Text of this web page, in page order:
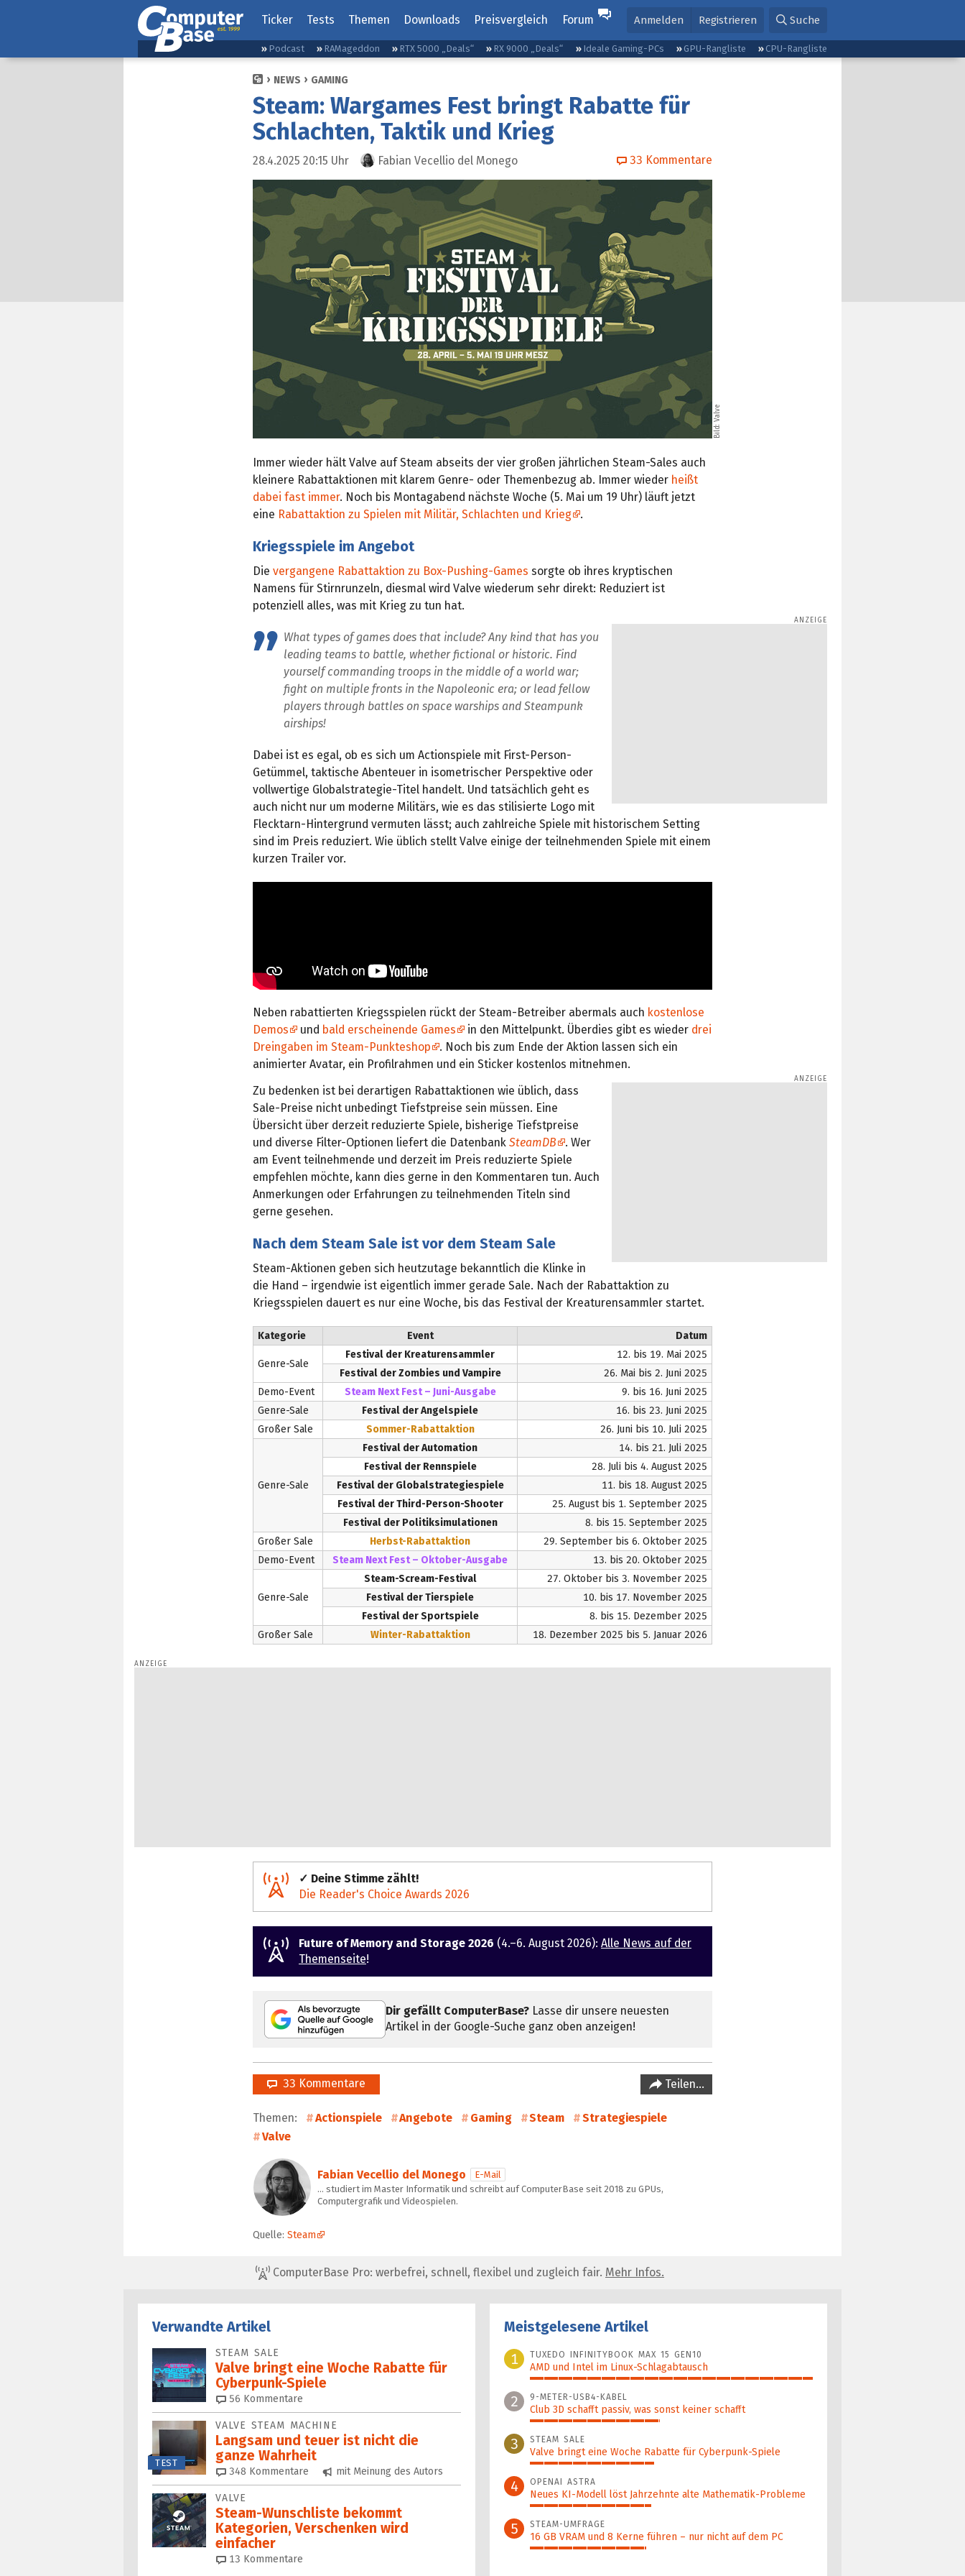
Ticker Tests Themen Downloads Preisvergleich Forum Anmelden Registrieren Suche
Podcast RAMageddon RTX 5000 „Deals“ RX 9000 „Deals“ Ideale Gaming-PCs GPU-Rangliste CPU-Rangliste
NEWS GAMING
Steam: Wargames Fest bringt Rabatte für
Schlachten, Taktik und Krieg
28.4.2025 20:15 Uhr Fabian Vecellio del Monego 33 Kommentare
Bild: Valve
Immer wieder hält Valve auf Steam abseits der vier großen jährlichen Steam-Sales auch
kleinere Rabattaktionen mit klarem Genre- oder Themenbezug ab. Immer wieder heißt
dabei fast immer. Noch bis Montagabend nächste Woche (5. Mai um 19 Uhr) läuft jetzt
eine Rabattaktion zu Spielen mit Militär, Schlachten und Krieg .
Kriegsspiele im Angebot
Die vergangene Rabattaktion zu Box-Pushing-Games sorgte ob ihres kryptischen
Namens für Stirnrunzeln, diesmal wird Valve wiederum sehr direkt: Reduziert ist
potenziell alles, was mit Krieg zu tun hat.
What types of games does that include? Any kind that has you
leading teams to battle, whether fictional or historic. Find
yourself commanding troops in the middle of a world war;
fight on multiple fronts in the Napoleonic era; or lead fellow
players through battles on space warships and Steampunk
airships!
Dabei ist es egal, ob es sich um Actionspiele mit First-Person-
Getümmel, taktische Abenteuer in isometrischer Perspektive oder
vollwertige Globalstrategie-Titel handelt. Und tatsächlich geht es
auch nicht nur um moderne Militärs, wie es das stilisierte Logo mit
Flecktarn-Hintergrund vermuten lässt; auch zahlreiche Spiele mit historischem Setting
sind im Preis reduziert. Wie üblich stellt Valve einige der teilnehmenden Spiele mit einem
kurzen Trailer vor.
Neben rabattierten Kriegsspielen rückt der Steam-Betreiber abermals auch kostenlose
Demos
und bald erscheinende Games in den Mittelpunkt. Überdies gibt es wieder drei
Dreingaben im Steam-Punkteshop
. Noch bis zum Ende der Aktion lassen sich ein
animierter Avatar, ein Profilrahmen und ein Sticker kostenlos mitnehmen.
Zu bedenken ist bei derartigen Rabattaktionen wie üblich, dass
Sale-Preise nicht unbedingt Tiefstpreise sein müssen. Eine
Übersicht über derzeit reduzierte Spiele, bisherige Tiefstpreise
und diverse Filter-Optionen liefert die Datenbank SteamDB
. Wer
am Event teilnehmende und derzeit im Preis reduzierte Spiele
empfehlen möchte, kann dies gerne in den Kommentaren tun. Auch
Anmerkungen oder Erfahrungen zu teilnehmenden Titeln sind
gerne gesehen.
Nach dem Steam Sale ist vor dem Steam Sale
Steam-Aktionen geben sich heutzutage bekanntlich die Klinke in
die Hand – irgendwie ist eigentlich immer gerade Sale. Nach der Rabattaktion zu
Kriegsspielen dauert es nur eine Woche, bis das Festival der Kreaturen­sammler startet.
Kategorie Event Datum
Genre-Sale
Festival der Kreaturensammler
12. bis 19. Mai 2025
Festival der Zombies und Vampire
26. Mai bis 2. Juni 2025
Demo-Event
Steam Next Fest – Juni-Ausgabe
9. bis 16. Juni 2025
Genre-Sale
Festival der Angelspiele
16. bis 23. Juni 2025
Großer Sale
Sommer-Rabattaktion 26. Juni bis 10. Juli 2025
Genre-Sale
Festival der Automation
14. bis 21. Juli 2025
Festival der Rennspiele
28. Juli bis 4. August 2025
Festival der Globalstrategiespiele
11. bis 18. August 2025
Festival der Third-Person-Shooter
25. August bis 1. September 2025
Festival der Politiksimulationen
8. bis 15. September 2025
Großer Sale
Herbst-Rabattaktion
29. September bis 6. Oktober 2025
Demo-Event
Steam Next Fest – Oktober-Ausgabe 13. bis 20. Oktober 2025
Genre-Sale
Steam-Scream-Festival
27. Oktober bis 3. November 2025
Festival der Tierspiele
10. bis 17. November 2025
Festival der Sportspiele
8. bis 15. Dezember 2025
Großer Sale
Winter-Rabattaktion 18. Dezember 2025 bis 5. Januar 2026
✓ Deine Stimme zählt!
Die Reader's Choice Awards 2026
Future of Memory and Storage 2026 (4.–6. August 2026): Alle News auf der
Themenseite!
Dir gefällt ComputerBase? Lasse dir unsere neuesten
Artikel in der Google-Suche ganz oben anzeigen!
33 Kommentare Teilen…
Themen: Actionspiele Angebote Gaming Steam
Strategiespiele
Valve
Fabian Vecellio del Monego
E-Mail
… studiert im Master Informatik und schreibt auf ComputerBase seit 2018 zu GPUs,
Computergrafik und Videospielen.
Quelle: Steam
ComputerBase Pro: werbefrei, schnell, flexibel und zugleich fair. Mehr Infos.
Verwandte Artikel
STEAM SALE
Valve bringt eine Woche Rabatte für
Cyberpunk-Spiele
56 Kommentare
TEST
VALVE STEAM MACHINE
Langsam und teuer ist nicht die
ganze Wahrheit
348 Kommentare mit Meinung des Autors
VALVE
Steam-Wunschliste bekommt
Kategorien, Verschenken wird
einfacher
13 Kommentare
Meistgelesene Artikel
1
TUXEDO INFINITYBOOK MAX 15 GEN10
AMD und Intel im Linux-Schlagabtausch
100%
2 9-METER-USB4-KABEL
Club 3D schafft passiv, was sonst keiner schafft
46%
3 STEAM SALE
Valve bringt eine Woche Rabatte für Cyberpunk-Spiele
44%
4 OPENAI ASTRA
Neues KI-Modell löst Jahr­zehn­te alte Ma­thematik-Pro­ble­me
43%
5 STEAM-UMFRAGE
16 GB VRAM und 8 Kerne führen – nur nicht auf dem PC
41%